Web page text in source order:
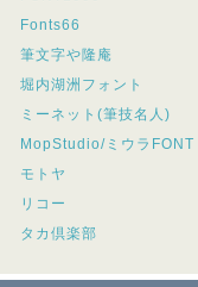
Fonts66
筆文字や隆庵
堀内湖洲フォント
ミーネット(筆技名人)
MopStudio/ミウラFONT
モトヤ
リコー
タカ倶楽部